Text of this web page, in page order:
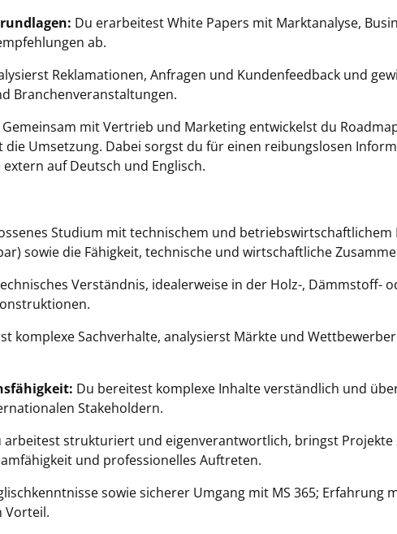
Du erarbeitest White Papers mit Marktanalyse,
ab.
Reklamationen, Anfragen und Kundenfeedback und
Branchenveranstaltungen.
Gemeinsam mit Vertrieb und Marketing entwickelst du
Umsetzung. Dabei sorgst du für einen reibungslosen
auf Deutsch und Englisch.
Studium mit technischem und betriebswirtschaftlichem
sowie die Fähigkeit, technische und wirtschaftliche
Verständnis, idealerweise in der Holz-, Dämmstoff-
komplexe Sachverhalte, analysierst Märkte und
Du bereitest komplexe Inhalte verständlich und
Stakeholdern.
arbeitest strukturiert und eigenverantwortlich, bringst
und professionelles Auftreten.
sowie sicherer Umgang mit MS 365; Erfahrung
Vorteil.